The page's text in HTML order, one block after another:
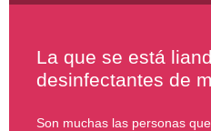
La que se está
desinfectantes de
Son muchas las personas